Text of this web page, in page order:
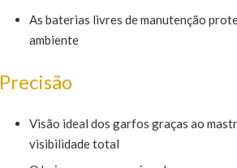
As baterias livres de manutenção
ambiente
Visão ideal dos garfos graças ao
visibilidade total